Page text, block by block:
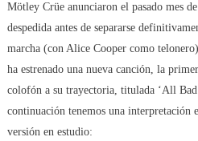
Mötley Crüe anunciaron el pasado mes
despedida antes de separarse
marcha (con Alice Cooper como
ha estrenado una nueva canción, la
colofón a su trayectoria, titulada ‘All
continuación tenemos una interpretación
versión en estudio: